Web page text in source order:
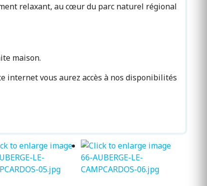
relaxant, au cœur du parc naturel régional
maison.
internet vous aurez accès à nos disponibilités